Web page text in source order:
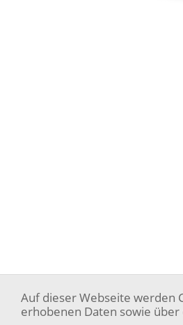
Auf dieser Webseite werden
erhobenen Daten sowie
In der Pfingstweide 5a,